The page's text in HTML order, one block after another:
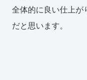
全体的に良い仕上
だと思います。